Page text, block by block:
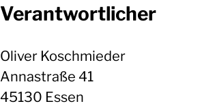
Verantwortlicher
Oliver Koschmieder
Annastraße 41
45130 Essen